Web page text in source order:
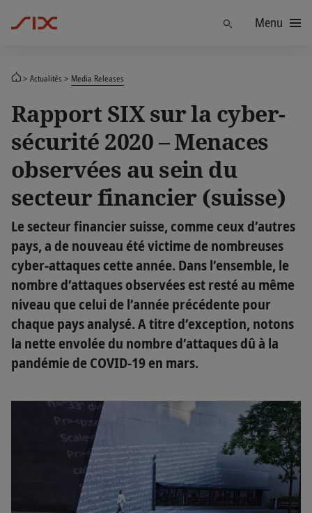
TrouverMenu
Actualités Media Releases
Rapport SIX sur la cyber-
sécurité 2020 – Menaces
observées au sein du
secteur financier (suisse)
Le secteur financier suisse, comme ceux d’autres
pays, a de nouveau été victime de nombreuses
cyber-attaques cette année. Dans l’ensemble, le
nombre d’attaques observées est resté au même
niveau que celui de l’année précédente pour
chaque pays analysé. A titre d’exception, notons
la nette envolée du nombre d’attaques dû à la
pandémie de COVID-19 en mars.